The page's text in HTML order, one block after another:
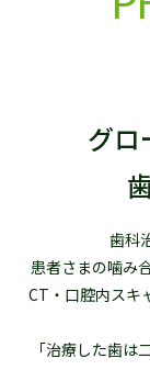
グロ
歯科
患者さまの噛み
CT・口腔内スキ
「治療した歯